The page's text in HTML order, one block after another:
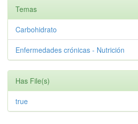
Temas
Carbohidrato
Enfermedades crónicas - Nutrición
Has File(s)
true